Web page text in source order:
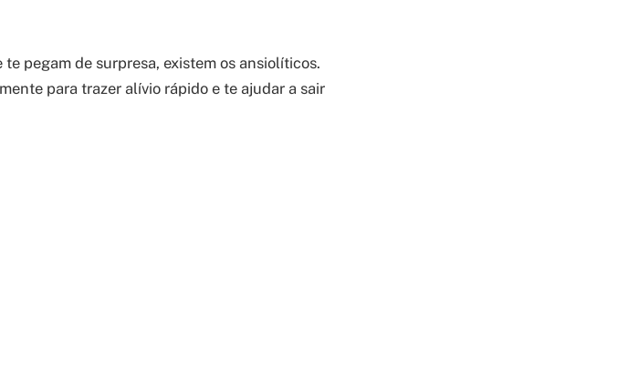
pegam de surpresa, existem os ansiolíticos.
para trazer alívio rápido e te ajudar a sair